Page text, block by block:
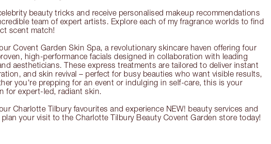
beauty tricks and receive personalised makeup recommendations
team of expert artists. Explore each of my fragrance worlds to find
scent match!
Covent Garden Skin Spa, a revolutionary skincare haven offering four
high-performance facials designed in collaboration with leading
aestheticians. These express treatments are tailored to deliver instant
and skin revival – perfect for busy beauties who want visible results,
you're prepping for an event or indulging in self-care, this is your
for expert-led, radiant skin.
Charlotte Tilbury favourites and experience NEW! beauty services and
your visit to the Charlotte Tilbury Beauty Covent Garden store today!